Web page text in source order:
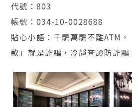
代號：803
帳號：034-10-0028688
貼心小語：千騙萬騙不離ATM
款」就是詐騙，冷靜查證防詐騙